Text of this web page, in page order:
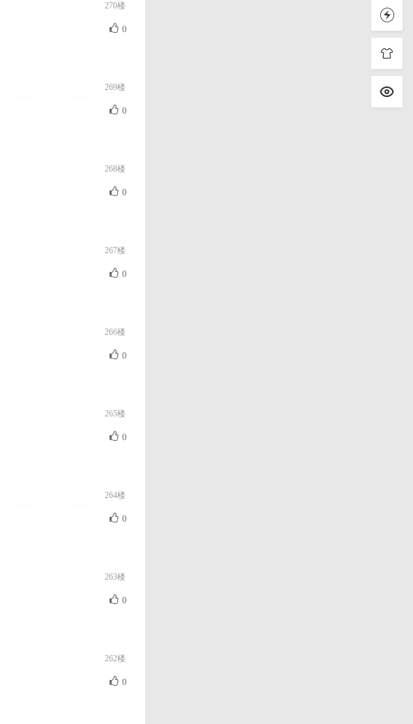
270楼
0
269楼
0
268楼
0
267楼
0
266楼
0
265楼
0
264楼
0
263楼
0
262楼
0